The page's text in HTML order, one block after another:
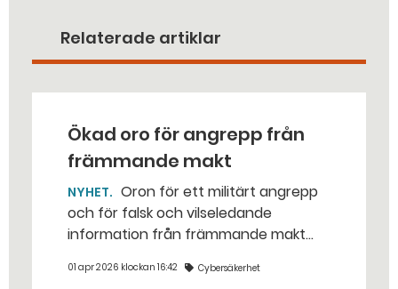
Relaterade artiklar
Ökad oro för angrepp från
främmande makt
NYHET
och för falsk och vilseledande
information från främmande makt
befolkningen. Samtidigt är stödet för
01 apr 2026 klockan 16:42 Cybersäkerhet